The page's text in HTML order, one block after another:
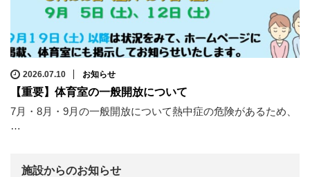
2026.07.10 お知らせ
【重要】体育室の一般開放について
7月・8月・9月の一般開放について熱中症の危険があるため、
…
施設からのお知らせ